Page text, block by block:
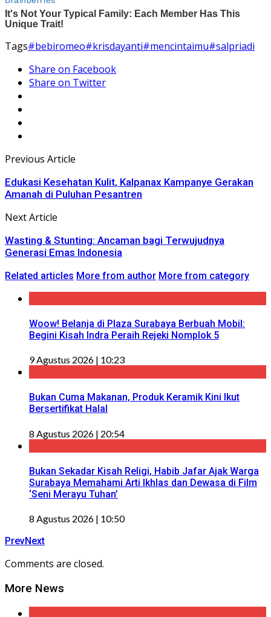
Tags#bebiromeo#krisdayanti#mencintaimu#salpriadi
Share on Facebook
Share on Twitter
Previous Article
Edukasi Kesehatan Kulit, Kalpanax Kampanye Gerakan
Amanah di Puluhan Pesantren
Next Article
Wasting & Stunting: Ancaman bagi Terwujudnya
Generasi Emas Indonesia
Related articles More from author More from category
Woow! Belanja di Plaza Surabaya Berbuah Mobil:
Begini Kisah Indra Peraih Rejeki Nomplok 5
9 Agustus 2026 | 10:23
Bukan Cuma Makanan, Produk Keramik Kini Ikut
Bersertifikat Halal
8 Agustus 2026 | 20:54
Bukan Sekadar Kisah Religi, Habib Jafar Ajak Warga
Surabaya Memahami Arti Ikhlas dan Dewasa di Film
‘Seni Merayu Tuhan’
8 Agustus 2026 | 10:50
PrevNext
Comments are closed.
More News